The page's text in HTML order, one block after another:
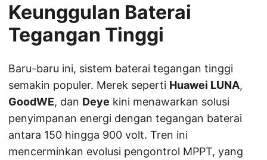
Keunggulan Baterai
Tegangan Tinggi
Baru-baru ini, sistem baterai tegangan tinggi
semakin populer. Merek seperti Huawei LUNA,
GoodWE, dan Deye kini menawarkan solusi
penyimpanan energi dengan tegangan baterai
antara 150 hingga 900 volt. Tren ini
mencerminkan evolusi pengontrol MPPT, yang